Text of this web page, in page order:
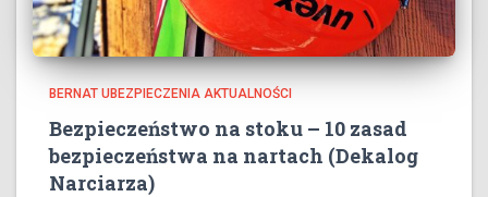
BERNAT UBEZPIECZENIA AKTUALNOŚCI
Bezpieczeństwo na stoku – 10 zasad
bezpieczeństwa na nartach (Dekalog
Narciarza)